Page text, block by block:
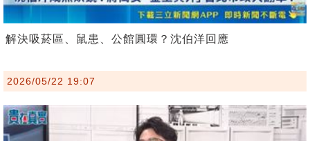
解決吸菸區、鼠患、公館圓環？沈伯洋回應
2026/05/22 19:07